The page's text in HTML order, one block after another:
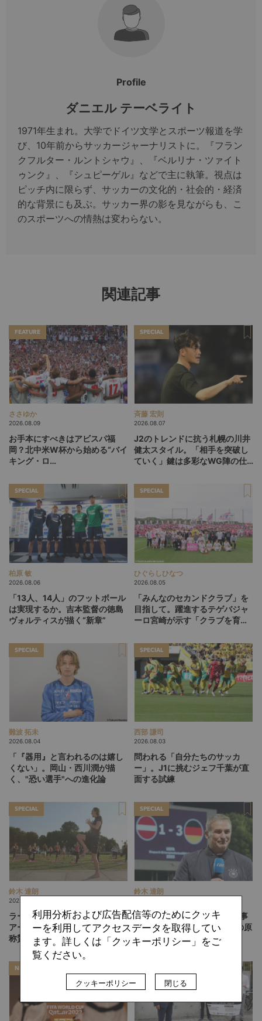
Profile
ダニエル テーベライト
1971年生まれ。大学でドイツ文学とスポーツ報道を学
び、10年前からサッカージャーナリストに。『フラン
クフルター・ルントシャウ』、『ベルリナ・ツァイト
ゥンク』、『シュピーゲル』などで主に執筆。視点は
ピッチ内に限らず、サッカーの文化的・社会的・経済
的な背景にも及ぶ。サッカー界の影を見ながらも、こ
のスポーツへの情熱は変わらない。
関連記事
FEATURE
ささゆか
2026.08.09
お手本にすべきはアビスパ福
岡？北中米W杯から始める“バイ
キング・ロ
探す旅
SPECIAL
斉藤 宏則
2026.08.07
J2のトレンドに抗う札幌の川井
健太スタイル。「相手を突破し
ていく」鍵は多彩なWG陣の仕
SPECIAL
柏原 敏
2026.08.06
「13人、14人」のフットボール
は実現するか。吉本監督の徳島
ヴォルティスが描く“新章”
SPECIAL
ひぐらしひなつ
2026.08.05
「みんなのセカンドクラブ」を
目指して。躍進するテゲバジャ
ーロ宮崎が示す「クラブを育て
SPECIAL
難波 拓未
2026.08.04
「『器用』と言われるのは嬉し
くない」。岡山・西川潤が描
く、"恐い選手"への進化論
SPECIAL
西部 謙司
2026.08.03
問われる「自分たちのサッカ
ー」。J1に挑むジェフ千葉が直
面する試練
SPECIAL
鈴木 達朗
2022.01.09
ラーム、レバンドフスキ、ノイ
アーらトップ選手たちが実践し
称賛。サッカーとヨガの関係性
を探る
SPECIAL
鈴木 達朗
DFBによるデータ活用の最新事
例。導き出された“シュートの原
則”とは？
NEWS
利用分析および広告配信等のためにクッキ
ーを利用してアクセスデータを取得してい
ます。詳しくは「クッキーポリシー」をご
覧ください。
クッキーポリシー 閉じる